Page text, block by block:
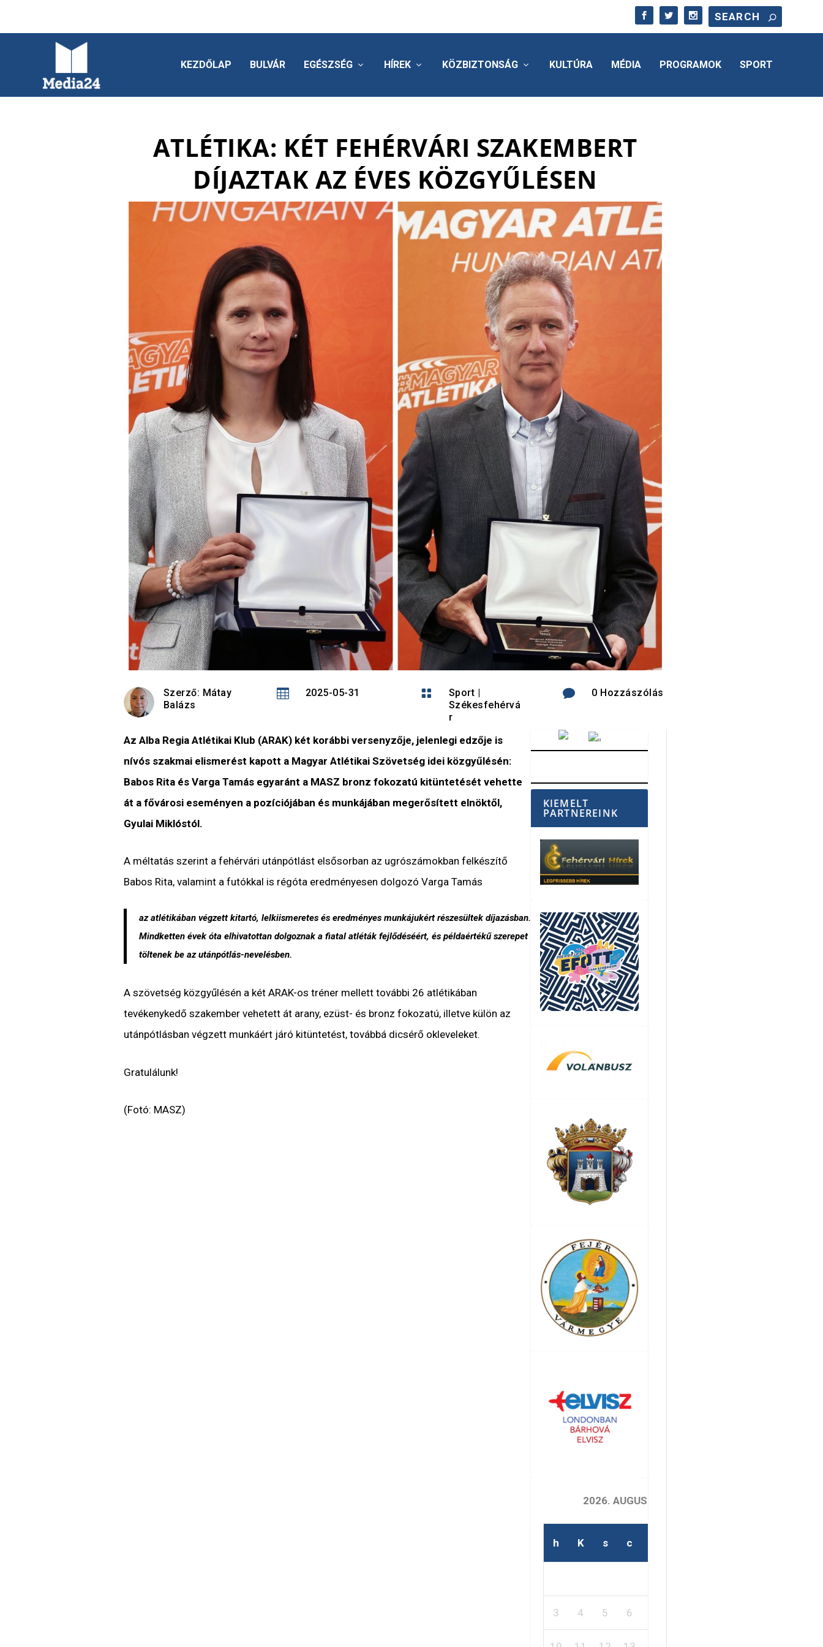
KEZDŐLAP BULVÁR EGÉSZSÉG HÍREK KÖZBIZTONSÁG KULTÚRA MÉDIA PROGRAMOK SPORT
ATLÉTIKA: KÉT FEHÉRVÁRI SZAKEMBERT
DÍJAZTAK AZ ÉVES KÖZGYŰLÉSEN
Szerző: Mátay
Balázs
 2025-05-31  Sport |
Székesfehérvá
r
 0 Hozzászólás
Az Alba Regia Atlétikai Klub (ARAK) két korábbi versenyzője, jelenlegi edzője is
nívós szakmai elismerést kapott a Magyar Atlétikai Szövetség idei közgyűlésén:
Babos Rita és Varga Tamás egyaránt a MASZ bronz fokozatú kitüntetését vehette
át a fővárosi eseményen a pozíciójában és munkájában megerősített elnöktől,
Gyulai Miklóstól.
A méltatás szerint a fehérvári utánpótlást elsősorban az ugrószámokban felkészítő
Babos Rita, valamint a futókkal is régóta eredményesen dolgozó Varga Tamás
az atlétikában végzett kitartó, lelkiismeretes és eredményes munkájukért részesültek díjazásban.
Mindketten évek óta elhivatottan dolgoznak a fiatal atléták fejlődéséért, és példaértékű szerepet
töltenek be az utánpótlás-nevelésben.
A szövetség közgyűlésén a két ARAK-os tréner mellett további 26 atlétikában
tevékenykedő szakember vehetett át arany, ezüst- és bronz fokozatú, illetve külön az
utánpótlásban végzett munkáért járó kitüntetést, továbbá dicsérő okleveleket.
Gratulálunk!
(Fotó: MASZ)
KIEMELT
PARTNEREINK
2026. AUGUSZTUS
h K s c
3 4 5 6